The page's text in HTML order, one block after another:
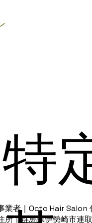
業者｜Octo Hair
所｜群馬県伊勢崎市連
特